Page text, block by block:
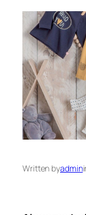
Written byadmin